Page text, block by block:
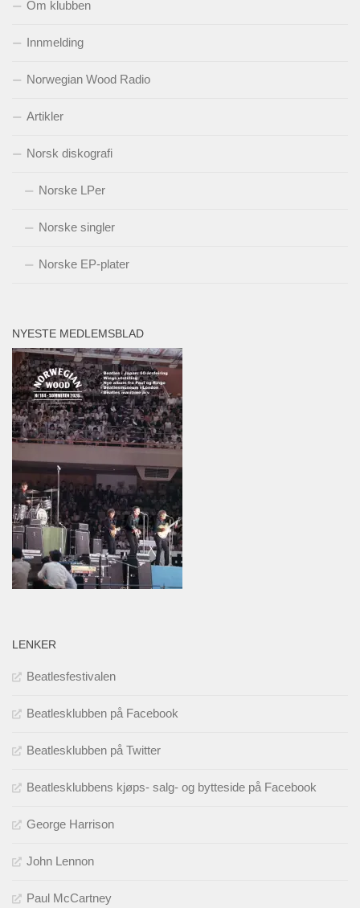
Om klubben
Innmelding
Norwegian Wood Radio
Artikler
Norsk diskografi
Norske LPer
Norske singler
Norske EP-plater
NYESTE MEDLEMSBLAD
LENKER
Beatlesfestivalen
Beatlesklubben på Facebook
Beatlesklubben på Twitter
Beatlesklubbens kjøps- salg- og bytteside på Facebook
George Harrison
John Lennon
Paul McCartney